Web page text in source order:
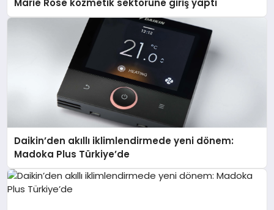
Marie Rose kozmetik sektörüne giriş yaptı
Daikin’den akıllı iklimlendirmede yeni dönem:
Madoka Plus Türkiye’de